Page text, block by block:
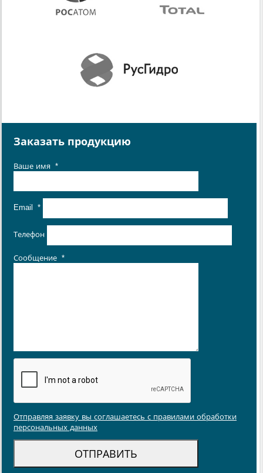
Заказать продукцию
Ваше имя *
Email *
Телефон
Сообщение *
Отправляя заявку вы соглашаетесь с правилами обработки
персональных данных